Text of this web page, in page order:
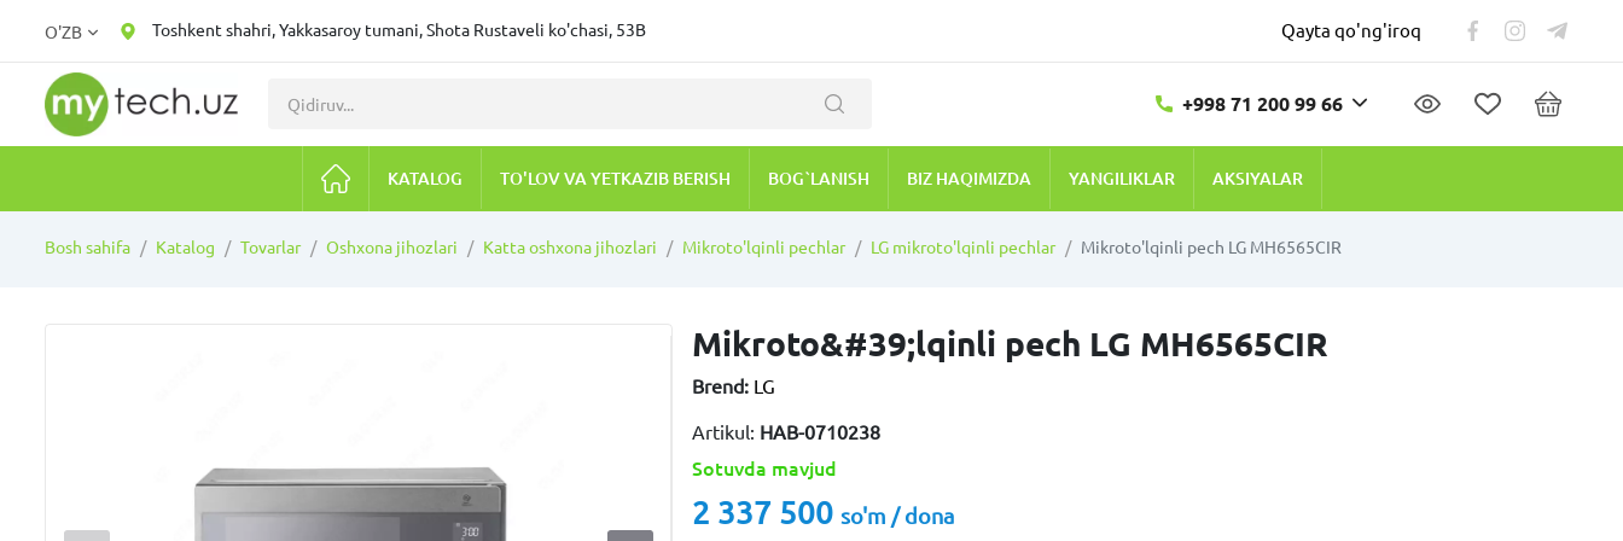
O'ZB Toshkent shahri, Yakkasaroy tumani, Shota Rustaveli ko'chasi, 53B Qayta qo'ng'iroq
+998 71 200 99 66
KATALOG TO'LOV VA YETKAZIB BERISH BOG`LANISH BIZ HAQIMIZDA YANGILIKLAR AKSIYALAR
Bosh sahifa Katalog Tovarlar Oshxona jihozlari Katta oshxona jihozlari Mikroto'lqinli pechlar LG mikroto'lqinli pechlar Mikroto'lqinli pech LG MH6565CIR
Mikroto&#39;lqinli pech LG MH6565CIR
Brend: LG
Artikul: HAB-0710238
Sotuvda mavjud
2 337 500 so'm / dona